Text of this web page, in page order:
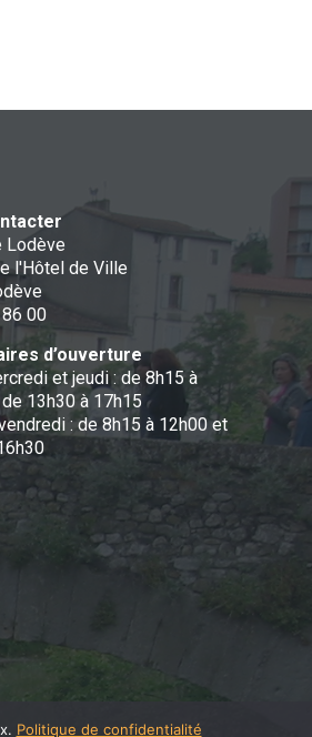
Lodève
l'Hôtel de Ville
00
d’ouverture
et jeudi : de 8h15 à
13h30 à 17h15
: de 8h15 à 12h00 et
Politique de confidentialité